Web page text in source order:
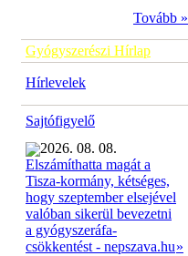
Tovább »
Gyógyszerészi Hírlap
Hírlevelek
Sajtófigyelő
2026. 08. 08.
Elszámíthatta magát a
Tisza-kormány, kétséges,
hogy szeptember elsejével
valóban sikerül bevezetni
a gyógyszeráfa-
csökkentést - nepszava.hu»